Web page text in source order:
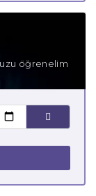
öğrenelim